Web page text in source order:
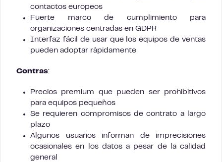
contactos europeos
Fuerte marco de cumplimiento para
organizaciones centradas en GDPR
Interfaz fácil de usar que los equipos de ventas
pueden adoptar rápidamente
Contras:
Precios premium que pueden ser prohibitivos
para equipos pequeños
Se requieren compromisos de contrato a largo
plazo
Algunos usuarios informan de imprecisiones
ocasionales en los datos a pesar de la calidad
general